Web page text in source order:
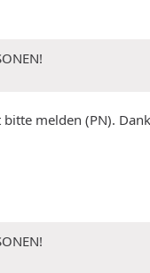
bitte melden (PN).